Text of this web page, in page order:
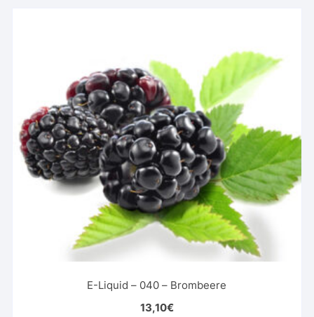
E-Liquid – 040 – Brombeere
13,10€